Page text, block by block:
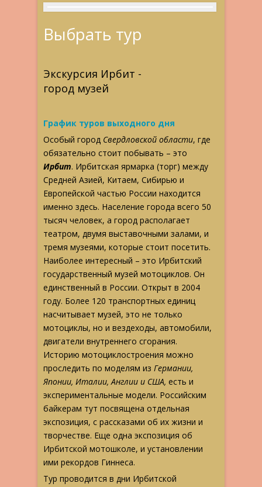
Выбрать тур
Экскурсия Ирбит -
город музей
График туров выходного дня
Особый город Свердловской области, где
обязательно стоит побывать – это
Ирбит. Ирбитская ярмарка (торг) между
Средней Азией, Китаем, Сибирью и
Европейской частью России находится
именно здесь. Население города всего 50
тысяч человек, а город располагает
театром, двумя выставочными залами, и
тремя музеями, которые стоит посетить.
Наиболее интересный – это Ирбитский
государственный музей мотоциклов. Он
единственный в России. Открыт в 2004
году. Более 120 транспортных единиц
насчитывает музей, это не только
мотоциклы, но и вездеходы, автомобили,
двигатели внутреннего сгорания.
Историю мотоциклостроения можно
проследить по моделям из Германии,
Японии, Италии, Англии и США, есть и
экспериментальные модели. Российским
байкерам тут посвящена отдельная
экспозиция, с рассказами об их жизни и
творчестве. Еще одна экспозиция об
Ирбитской мотошколе, и установлении
ими рекордов Гиннеса.
Тур проводится в дни Ирбитской